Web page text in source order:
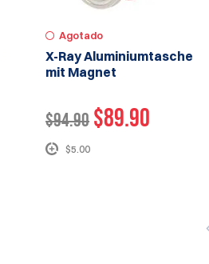
Agotado
X-Ray Aluminiumtasche
mit Magnet
$94.90 $89.90
$5.00